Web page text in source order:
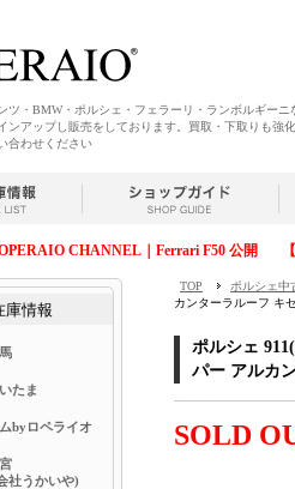
ツ・BMW・ポルシェ・フェラーリ・ランボルギーニ
ンアップし販売をしております。買取・下取りも強
合わせください
CHANNEL｜Ferrari F50 公開
TOP ポルシェ中
カンターラルーフ キ
ポルシェ
パー アルカ
SOLD
庫情報
たま
byロペライオ
社うかいや)